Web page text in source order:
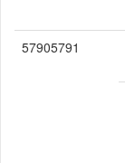
57905791